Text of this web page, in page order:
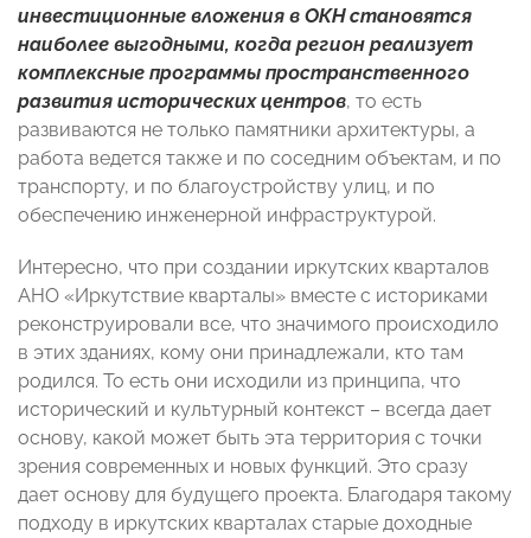
инвестиционные вложения в ОКН становятся
наиболее выгодными, когда регион реализует
комплексные программы пространственного
развития исторических центров, то есть
развиваются не только памятники архитектуры, а
работа ведется также и по соседним объектам, и по
транспорту, и по благоустройству улиц, и по
обеспечению инженерной инфраструктурой.
Интересно, что при создании иркутских кварталов
АНО «Иркутствие кварталы» вместе с историками
реконструировали все, что значимого происходило
в этих зданиях, кому они принадлежали, кто там
родился. То есть они исходили из принципа, что
исторический и культурный контекст – всегда дает
основу, какой может быть эта территория с точки
зрения современных и новых функций. Это сразу
дает основу для будущего проекта. Благодаря такому
подходу в иркутских кварталах старые доходные